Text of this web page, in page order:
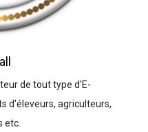
de tout type d'E-
d'éleveurs, agriculteurs,
etc.